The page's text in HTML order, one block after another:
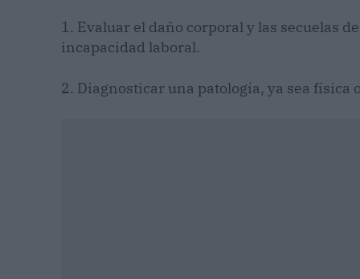
1. Evaluar el daño corporal y las secuelas
incapacidad laboral.
2. Diagnosticar una patología, ya sea física